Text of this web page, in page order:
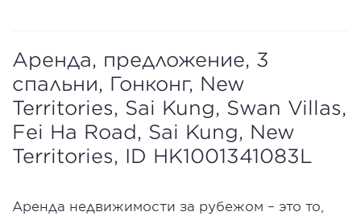
Аренда, предложение, 3
спальни, Гонконг, New
Territories, Sai Kung, Swan Villas,
Fei Ha Road, Sai Kung, New
Territories, ID HK1001341083L
Аренда недвижимости за рубежом – это то,